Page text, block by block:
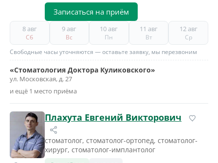
Записаться на приём
8 авг
Сб
9 авг
Вс
10 авг
Пн
11 авг
Вт
12 авг
Ср
Свободные часы уточняются — оставьте заявку, мы перезвоним
«Стоматология Доктора Куликовского»
ул. Московская, д. 27
и ещё 1 место приёма
Плахута Евгений Викторович
стоматолог, стоматолог-ортопед, стоматолог-
хирург, стоматолог-имплантолог